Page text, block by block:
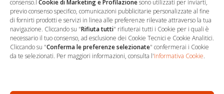
consenso.I Cookie di Marketing e Profilazionesono utilizzati per inviarti,
previo consenso specifico, comunicazioni pubblicitarie personalizzate al fine
di fornirti prodotti e servizi in linea alle preferenze rilevate attraverso la tua
navigazione. Cliccando su "Rifiuta tutti" rifiuterai tutti i Cookie per i quali è
necessario il tuo consenso, ad esclusione dei Cookie Tecnici e Cookie Analitici.
Cliccando su "Conferma le preferenze selezionate" confermerai i Cookie
da te selezionati. Per maggiori informazioni, consulta l'Informativa Cookie.
… Sede Operativa
via Marco Decumio, 19 -
Roma